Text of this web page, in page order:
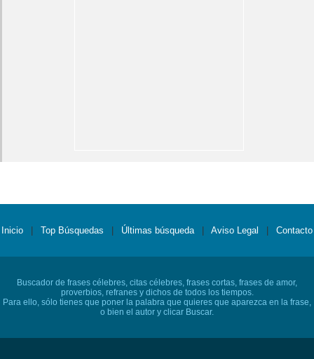
Inicio Top Búsquedas Últimas búsqueda Aviso Legal Contacto
Buscador de frases célebres, citas célebres, frases cortas, frases de amor,
proverbios, refranes y dichos de todos los tiempos.
Para ello, sólo tienes que poner la palabra que quieres que aparezca en la frase,
o bien el autor y clicar Buscar.